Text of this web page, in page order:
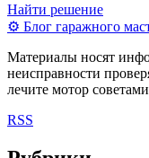
Найти решение
⚙ Блог гаражного
Материалы носят
неисправности
лечите мотор
RSS